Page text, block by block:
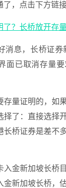
，点击下方链接
了？长桥放开存
消息，长桥证券
面已取消存量
存量证明的，如
择了：直接选择
长桥证券是差不
入金新加坡长桥
金新加坡长桥，